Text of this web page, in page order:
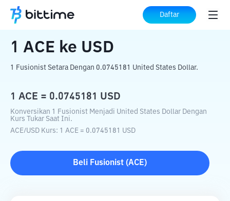
Daftar
Beranda Konverter Kripto ke USD
1 ACE ke USD
1 Fusionist Setara Dengan 0.0745181 United States Dollar.
1 ACE = 0.0745181 USD
Konversikan 1 Fusionist Menjadi United States Dollar Dengan
Kurs Tukar Saat Ini.
ACE/USD Kurs: 1 ACE = 0.0745181 USD
Beli Fusionist (ACE)